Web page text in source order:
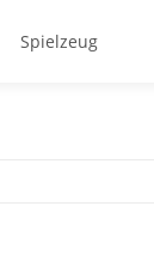
Spielzeug